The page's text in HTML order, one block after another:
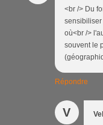
<br /> Du
sensibiliser
où<br />
souvent le
Répondre
V